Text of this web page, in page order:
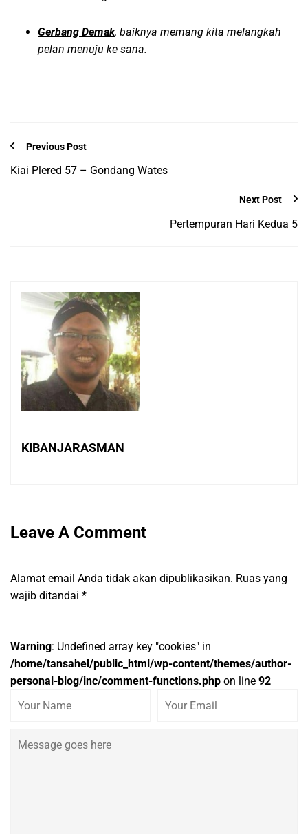
Gerbang Demak, baiknya memang kita melangkah
pelan menuju ke sana.
Previous Post
Kiai Plered 57 – Gondang Wates
Next Post
Pertempuran Hari Kedua 5
KIBANJARASMAN
Leave A Comment
Alamat email Anda tidak akan dipublikasikan. Ruas yang
wajib ditandai *
Warning: Undefined array key "cookies" in
/home/tansahel/public_html/wp-content/themes/author-
personal-blog/inc/comment-functions.php on line 92